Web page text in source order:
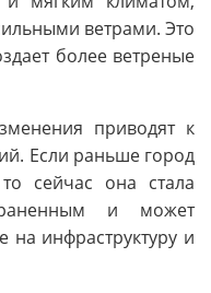
ветрами. Это
более ветреные
приводят к
Если раньше город
сейчас она стала
и может
на инфраструктуру и